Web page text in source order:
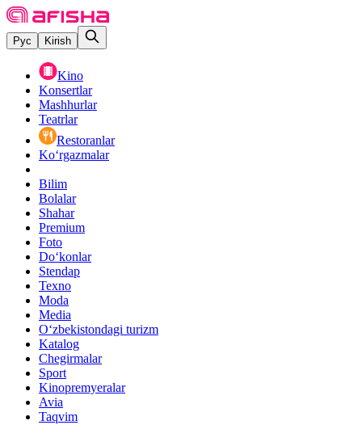
Рус Kirish
Kino
Konsertlar
Mashhurlar
Teatrlar
Restoranlar
Ko‘rgazmalar
Bilim
Bolalar
Shahar
Premium
Foto
Do‘konlar
Stendap
Texno
Moda
Media
O‘zbekistondagi turizm
Katalog
Chegirmalar
Sport
Kinopremyeralar
Avia
Taqvim